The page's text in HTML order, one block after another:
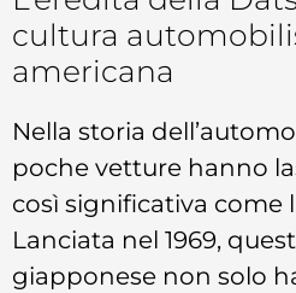
cultura
americana
Nella storia
poche vetture hanno
così significativa come
Lanciata nel 1969,
giapponese non solo